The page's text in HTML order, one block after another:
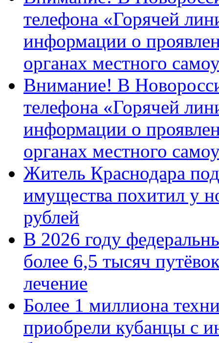
телефона «Горячей
информации о
органах местного
Внимание! В
телефона «Горячей
информации о
органах местного
Житель Краснодара
имущества похитил у
рублей
В 2026 году
более 6,5 тысяч
лечение
Более 1 миллиона
приобрели кубанцы с